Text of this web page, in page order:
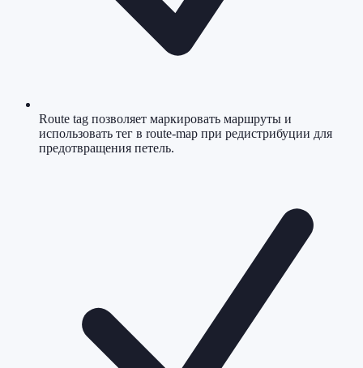
Route tag позволяет маркировать маршруты и
использовать тег в route-map при редистрибуции для
предотвращения петель.